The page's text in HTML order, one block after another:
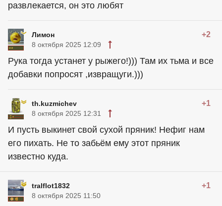
развлекается, он это любят
Лимон +2
8 октября 2025 12:09
Рука тогда устанет у рыжего!))) Там их тьма и все
добавки попросят ,извращуги.)))
th.kuzmichev +1
8 октября 2025 12:31
И пусть выкинет свой сухой пряник! Нефиг нам
его пихать. Не то забьём ему этот пряник
известно куда.
tralflot1832 +1
8 октября 2025 11:50